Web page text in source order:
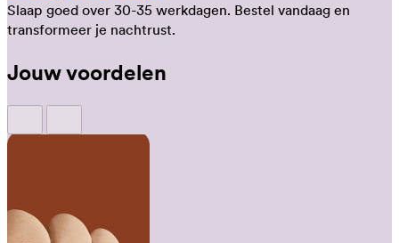
Slaap goed over 30-35 werkdagen. Bestel vandaag en
transformeer je nachtrust.
Jouw voordelen